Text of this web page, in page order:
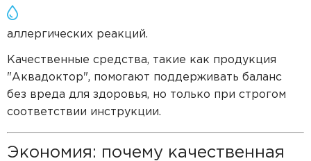
аллергических реакций.
Качественные средства, такие как продукция
"Аквадоктор", помогают поддерживать баланс
без вреда для здоровья, но только при строгом
соответствии инструкции.
Экономия: почему качественная